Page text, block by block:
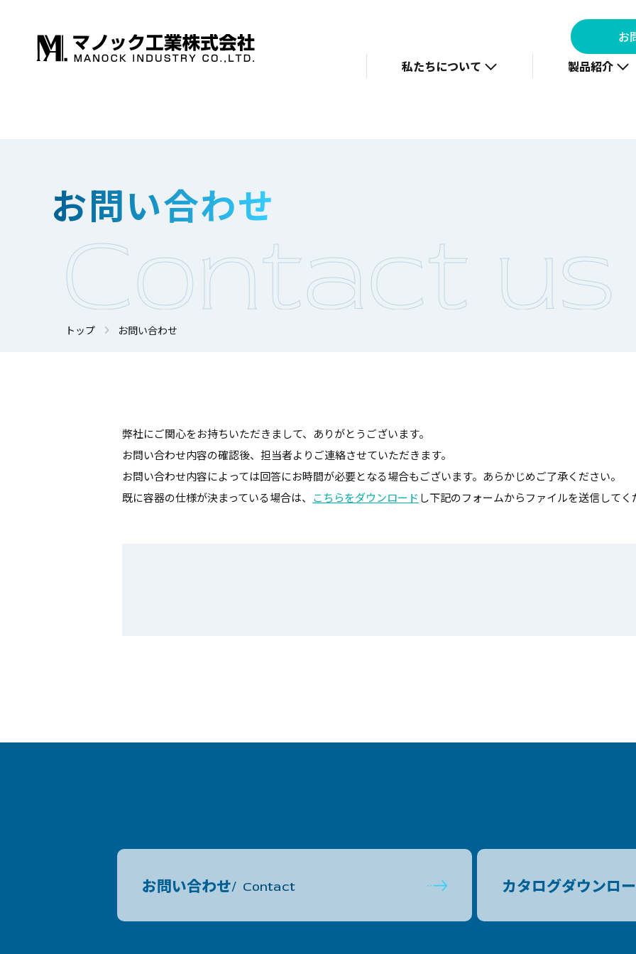
お
私たちについて
製品紹介
お問い合わせ
Contact us
トップ お問い合わせ
弊社にご関心をお持ちいただきまして、ありがとうございます。
お問い合わせ内容の確認後、担当者よりご連絡させていただきます。
お問い合わせ内容によっては回答にお時間が必要となる場合もございます。あらかじめご了承ください。
既に容器の仕様が決まっている場合は、 こちらをダウンロード し下記のフォームからファイルを送信してく
お問い合わせ Contact カタログダウンロ